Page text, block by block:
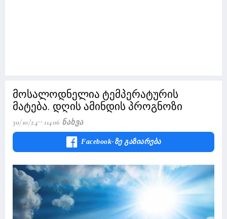
მოსალოდნელია ტემპერატურის
მატება. დღის ამინდის პროგნოზი
30/10/24 11406 Ნახვა
Facebook-Ზე Გაზიარება